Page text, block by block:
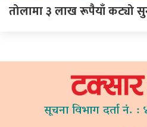
तोलामा ३ लाख रूपैयाँ कट्यो
सूचना विभाग दर्ता नं.